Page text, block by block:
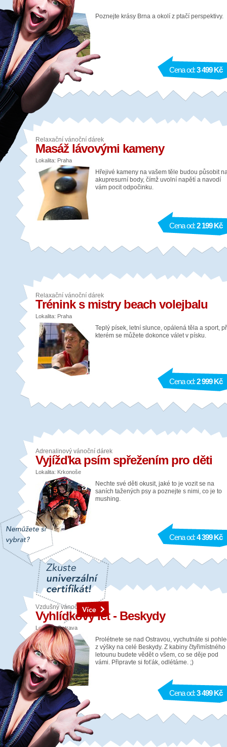
Lokalita: Brno
Poznejte krásy Brna a okolí z ptačí perspektivy.
Cena od:3 499 Kč
Relaxační vánoční dárek
Masáž lávovými kameny
Lokalita: Praha
Hřejivé kameny na vašem těle budou působit
akupresurní body, čímž uvolní napětí a navodí
vám pocit odpočinku.
Cena od:2 199 Kč
Relaxační vánoční dárek
Trénink s mistry beach volejbalu
Lokalita: Praha
Teplý písek, letní slunce, opálená těla a sport,
kterém se můžete dokonce válet v písku.
Cena od:2 999 Kč
Adrenalinový vánoční dárek
Vyjížďka psím spřežením pro děti
Lokalita: Krkonoše
Nechte své děti okusit, jaké to je vozit se na
saních tažených psy a poznejte s nimi, co je to
mushing.
Cena od:4 399 Kč
Vzdušný vánoční dárek
Vyhlídkový let - Beskydy
Lokalita: Ostrava
Prolétnete se nad Ostravou, vychutnáte si
z výšky na celé Beskydy. Z kabiny čtyřimístného
letounu budete vědět o všem, co se děje pod
vámi. Připravte si foťák, odlétáme. ;)
Cena od:3 499 Kč